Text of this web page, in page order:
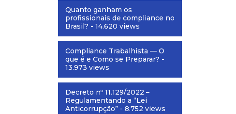
Quanto ganham os
profissionais de compliance no
Brasil? - 14.620 views
Compliance Trabalhista — O
que é e Como se Preparar? -
13.973 views
Decreto nº 11.129/2022 –
Regulamentando a “Lei
Anticorrupção” - 8.752 views